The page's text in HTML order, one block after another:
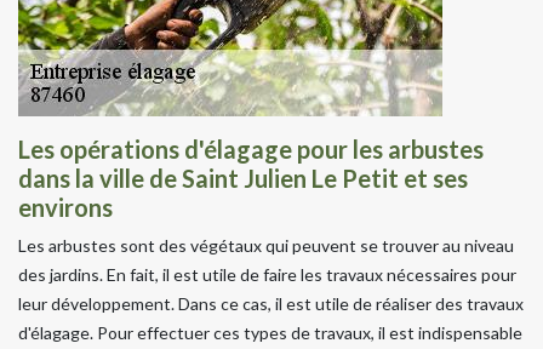
Les opérations d'élagage pour les arbustes
dans la ville de Saint Julien Le Petit et ses
environs
Les arbustes sont des végétaux qui peuvent se trouver au niveau
des jardins. En fait, il est utile de faire les travaux nécessaires pour
leur développement. Dans ce cas, il est utile de réaliser des travaux
d'élagage. Pour effectuer ces types de travaux, il est indispensable